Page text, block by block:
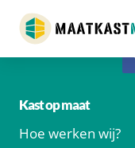
Kast op maat
Hoe werken wij?